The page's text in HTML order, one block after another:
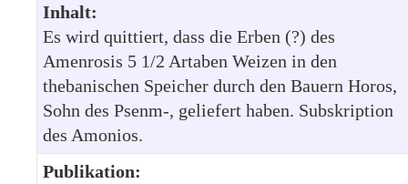
Inhalt:
Es wird quittiert, dass die Erben (?) des
Amenrosis 5 1/2 Artaben Weizen in den
thebanischen Speicher durch den Bauern Horos,
Sohn des Psenm-, geliefert haben. Subskription
des Amonios.
Publikation: